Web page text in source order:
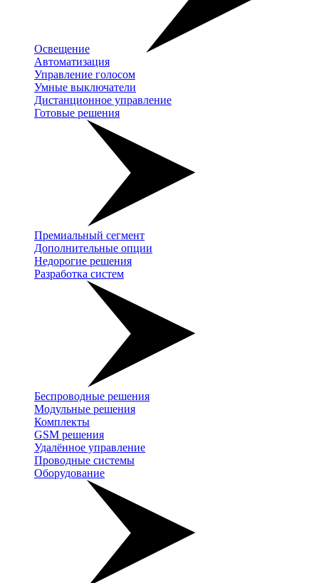
Освещение
Автоматизация
Управление голосом
Умные выключатели
Дистанционное управление
Готовые решения
Премиальный сегмент
Дополнительные опции
Недорогие решения
Разработка систем
Беспроводные решения
Модульные решения
Комплекты
GSM решения
Удалённое управление
Проводные системы
Оборудование